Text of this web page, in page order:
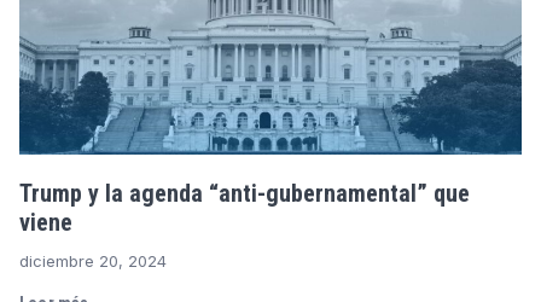
Trump y la agenda “anti-gubernamental” que
viene
diciembre 20, 2024